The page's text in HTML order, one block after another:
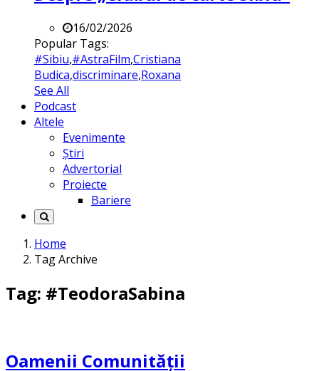
16/02/2026
Popular Tags:
#Sibiu,#AstraFilm,Cristiana
Budica,discriminare,Roxana
See All
Podcast
Altele
Evenimente
Știri
Advertorial
Proiecte
Bariere
Home
Tag Archive
Tag: #TeodoraSabina
Oamenii Comunității